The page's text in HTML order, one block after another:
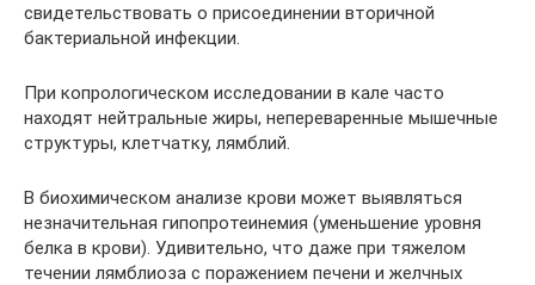
свидетельствовать о присоединении вторичной
бактериальной инфекции.
При копрологическом исследовании в кале часто
находят нейтральные жиры, непереваренные мышечные
структуры, клетчатку, лямблий.
В биохимическом анализе крови может выявляться
незначительная гипопротеинемия (уменьшение уровня
белка в крови). Удивительно, что даже при тяжелом
течении лямблиоза с поражением печени и желчных